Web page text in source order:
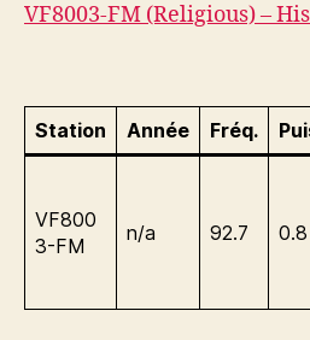
VF8003-FM (Religious) –
Station Année Fréq.
VF800
3-FM
n/a 92.7 0.8